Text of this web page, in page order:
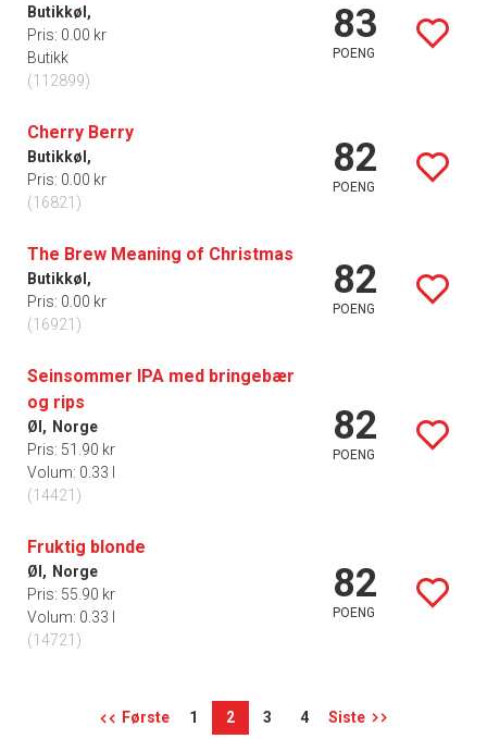
Butikkøl,
Pris: 0.00 kr
Butikk
(112899)
83
POENG
Cherry Berry
Butikkøl,
Pris: 0.00 kr
(16821)
82
POENG
The Brew Meaning of Christmas
Butikkøl,
Pris: 0.00 kr
(16921)
82
POENG
Seinsommer IPA med bringebær
og rips
Øl, Norge
Pris: 51.90 kr
Volum: 0.33 l
(14421)
82
POENG
Fruktig blonde
Øl, Norge
Pris: 55.90 kr
Volum: 0.33 l
(14721)
82
POENG
Første 1 2 3 4 Siste